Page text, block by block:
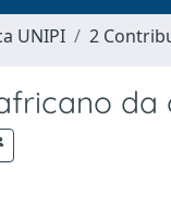
UNIPI 2
da